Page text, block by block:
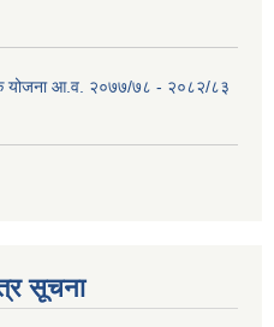
योजना आ.व. २०७७/७८ - २०८२/८३
सूचना